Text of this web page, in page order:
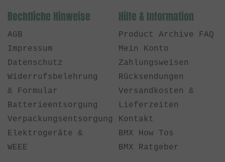
Rechtliche Hinweise
AGB
Impressum
Datenschutz
Widerrufsbelehrung
& Formular
Batterieentsorgung
Verpackungsentsorgung
Elektrogeräte &
WEEE
Hilfe & Information
Product Archive FAQ
Mein Konto
Zahlungsweisen
Rücksendungen
Versandkosten &
Lieferzeiten
Kontakt
BMX How Tos
BMX Ratgeber